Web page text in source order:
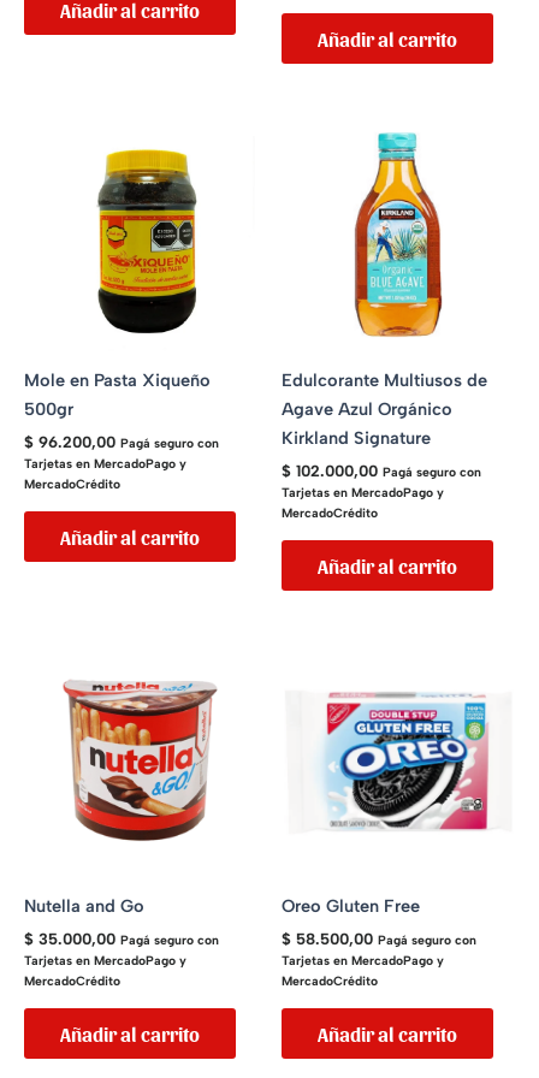
Añadir al carrito
Añadir al carrito
Mole en Pasta Xiqueño
500gr
$ 96.200,00 Pagá seguro con
Tarjetas en MercadoPago y
MercadoCrédito
Añadir al carrito
Edulcorante Multiusos de
Agave Azul Orgánico
Kirkland Signature
$ 102.000,00 Pagá seguro con
Tarjetas en MercadoPago y
MercadoCrédito
Añadir al carrito
Nutella and Go
$ 35.000,00 Pagá seguro con
Tarjetas en MercadoPago y
MercadoCrédito
Añadir al carrito
Oreo Gluten Free
$ 58.500,00 Pagá seguro con
Tarjetas en MercadoPago y
MercadoCrédito
Añadir al carrito